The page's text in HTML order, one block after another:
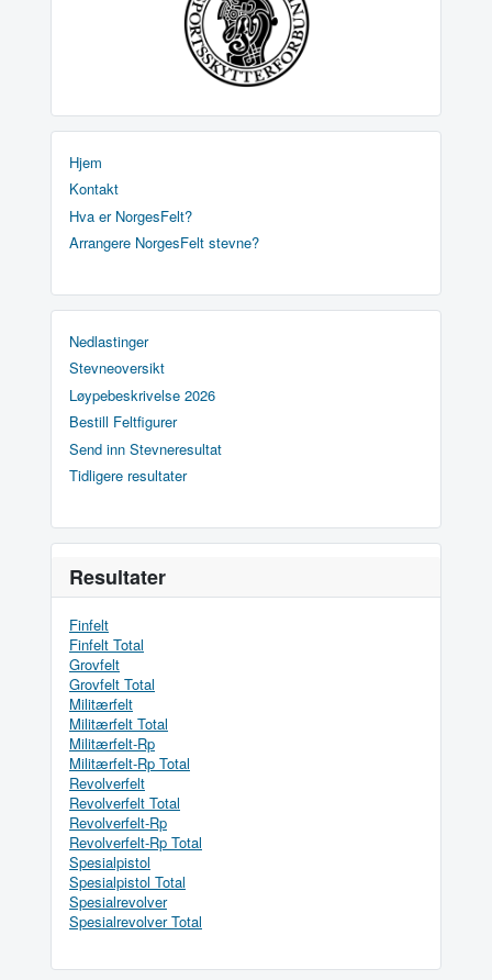
Hjem
Kontakt
Hva er NorgesFelt?
Arrangere NorgesFelt stevne?
Nedlastinger
Stevneoversikt
Løypebeskrivelse 2026
Bestill Feltfigurer
Send inn Stevneresultat
Tidligere resultater
Resultater
Finfelt
Finfelt Total
Grovfelt
Grovfelt Total
Militærfelt
Militærfelt Total
Militærfelt-Rp
Militærfelt-Rp Total
Revolverfelt
Revolverfelt Total
Revolverfelt-Rp
Revolverfelt-Rp Total
Spesialpistol
Spesialpistol Total
Spesialrevolver
Spesialrevolver Total